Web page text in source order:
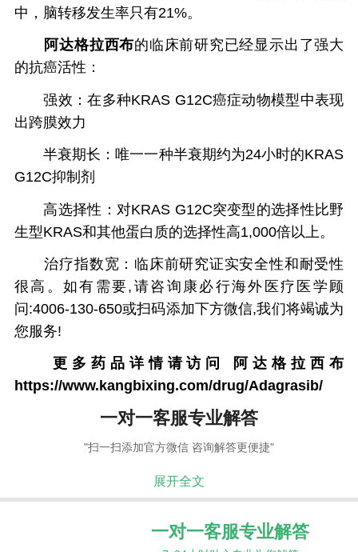
中，脑转移发生率只有21%。
阿达格拉西布的临床前研究已经显示出了强大
的抗癌活性：
强效：在多种KRAS G12C癌症动物模型中表现
出跨膜效力
半衰期长：唯一一种半衰期约为24小时的KRAS
G12C抑制剂
高选择性：对KRAS G12C突变型的选择性比野
生型KRAS和其他蛋白质的选择性高1,000倍以上。
治疗指数宽：临床前研究证实安全性和耐受性
很高。如有需要,请咨询康必行海外医疗医学顾
问:4006-130-650或扫码添加下方微信,我们将竭诚为
您服务!
更多药品详情请访问
阿达格拉西布
https://www.kangbixing.com/drug/Adagrasib/
一对一客服专业解答
"扫一扫添加官方微信 咨询解答更便捷"
展开全文
一对一客服专业解答